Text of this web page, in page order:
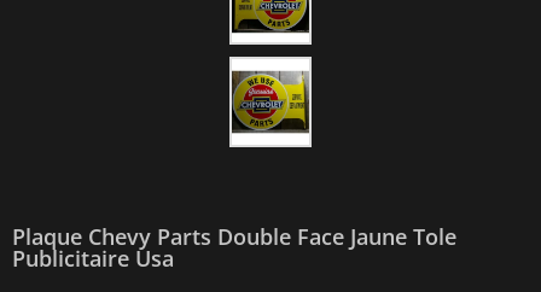
Plaque Chevy Parts Double Face Jaune Tole
Publicitaire Usa